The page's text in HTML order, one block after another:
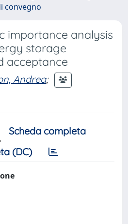
convegno
importance analysis
storage
acceptance
Andrea;
Scheda completa
(DC)